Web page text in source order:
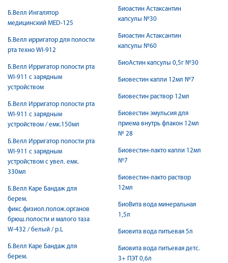
Б.Велл Ингалятор
медицинский MED-125
Б.Велл ирригатор для полости
рта техно WI-912
Б.Велл Ирригатор полости рта
WI-911 с зарядным
устройством
Б.Велл Ирригатор полости рта
WI-911 с зарядным
устройством / емк.150мл
Б.Велл Ирригатор полости рта
WI-911 с зарядным
устройством с увел. емк.
330мл
Б.Велл Каре Бандаж для
берем.
фикс.физиол.полож.органов
брюш.полости и малого таза
W-432 / белый / р.L
Б.Велл Каре Бандаж для
берем.
Биоастин Астаксантин
капсулы №30
Биоастин Астаксантин
капсулы №60
БиоАстин капсулы 0,5г №30
Биовестин капли 12мл №7
Биовестин раствор 12мл
Биовестин эмульсия для
приема внутрь флакон 12мл
№ 28
Биовестин-лакто капли 12мл
№7
Биовестин-лакто раствор
12мл
БиоВита вода минеральная
1,5л
Биовита вода питьевая 5л
Биовита вода питьевая детс.
3+ ПЭТ 0,6л